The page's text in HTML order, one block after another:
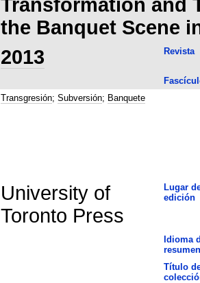
Transformation and
the Banquet Scene
2013 Revista
Transgresión; Subversión; Banquete
University of
Toronto Press
Lugar
edición
Idioma
resumen
Título